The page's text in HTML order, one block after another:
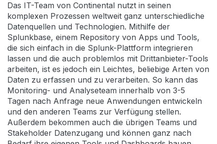
Das IT-Team von Continental nutzt in seinen
komplexen Prozessen weltweit ganz unterschiedliche
Datenquellen und Technologien. Mithilfe der
Splunkbase, einem Repository von Apps und Tools,
die sich einfach in die Splunk-Plattform integrieren
lassen und die auch problemlos mit Drittanbieter-Tools
arbeiten, ist es jedoch ein Leichtes, beliebige Arten von
Daten zu erfassen und zu verarbeiten. So kann das
Monitoring- und Analyseteam innerhalb von 3-5
Tagen nach Anfrage neue Anwendungen entwickeln
und den anderen Teams zur Verfügung stellen.
Außerdem bekommen auch die übrigen Teams und
Stakeholder Datenzugang und können ganz nach